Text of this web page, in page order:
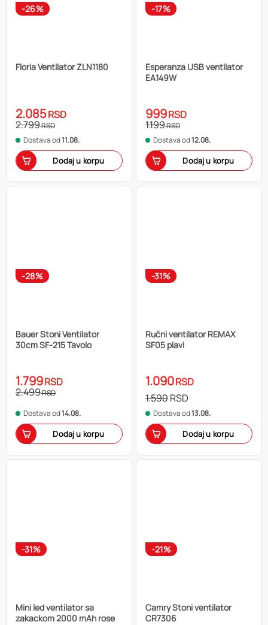
-26%
Floria Ventilator ZLN1180
2.085RSD
2.799RSD
Dostava od11.08.
Dodaj u korpu
-17%
Esperanza USB ventilator
EA149W
999RSD
1.199RSD
Dostava od12.08.
Dodaj u korpu
-28%
Bauer Stoni Ventilator
30cm SF-215 Tavolo
1.799RSD
2.499RSD
Dostava od14.08.
Dodaj u korpu
-31%
Ručni ventilator REMAX
SF05 plavi
1.090RSD
1.590RSD
Dostava od13.08.
Dodaj u korpu
-31%
Mini led ventilator sa
zakackom 2000 mAh rose
-21%
Camry Stoni ventilator
CR7306